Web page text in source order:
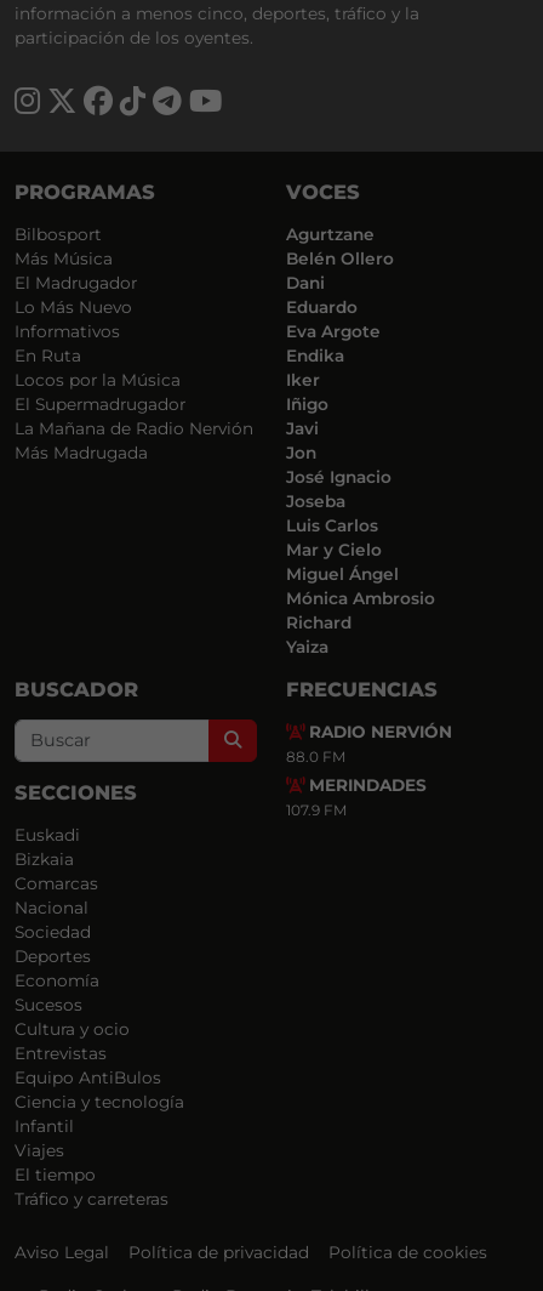
información a menos cinco, deportes, tráfico y la
participación de los oyentes.
PROGRAMAS
Bilbosport
Más Música
El Madrugador
Lo Más Nuevo
Informativos
En Ruta
Locos por la Música
El Supermadrugador
La Mañana de Radio Nervión
Más Madrugada
VOCES
Agurtzane
Belén Ollero
Dani
Eduardo
Eva Argote
Endika
Iker
Iñigo
Javi
Jon
José Ignacio
Joseba
Luis Carlos
Mar y Cielo
Miguel Ángel
Mónica Ambrosio
Richard
Yaiza
BUSCADOR
Search
SECCIONES
Euskadi
Bizkaia
Comarcas
Nacional
Sociedad
Deportes
Economía
Sucesos
Cultura y ocio
Entrevistas
Equipo AntiBulos
Ciencia y tecnología
Infantil
Viajes
El tiempo
Tráfico y carreteras
FRECUENCIAS
RADIO NERVIÓN
88.0 FM
MERINDADES
107.9 FM
Aviso Legal Política de privacidad Política de cookies